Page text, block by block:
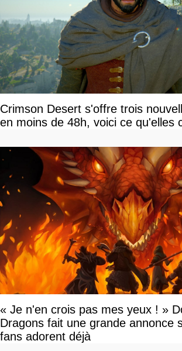
Crimson Desert s'offre trois
en moins de 48h, voici ce qu'elles
« Je n'en crois pas mes yeux ! »
Dragons fait une grande annonce
fans adorent déjà